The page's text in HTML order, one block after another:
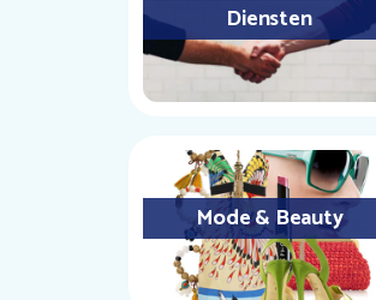
Diensten
Mode & Beauty